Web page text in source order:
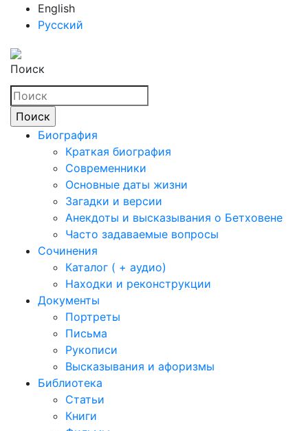
English
Русский
Поиск
Биография
Краткая биография
Современники
Основные даты жизни
Загадки и версии
Анекдоты и высказывания о Бетховене
Часто задаваемые вопросы
Сочинения
Каталог ( + аудио)
Находки и реконструкции
Документы
Портреты
Письма
Рукописи
Высказывания и афоризмы
Библиотека
Статьи
Книги